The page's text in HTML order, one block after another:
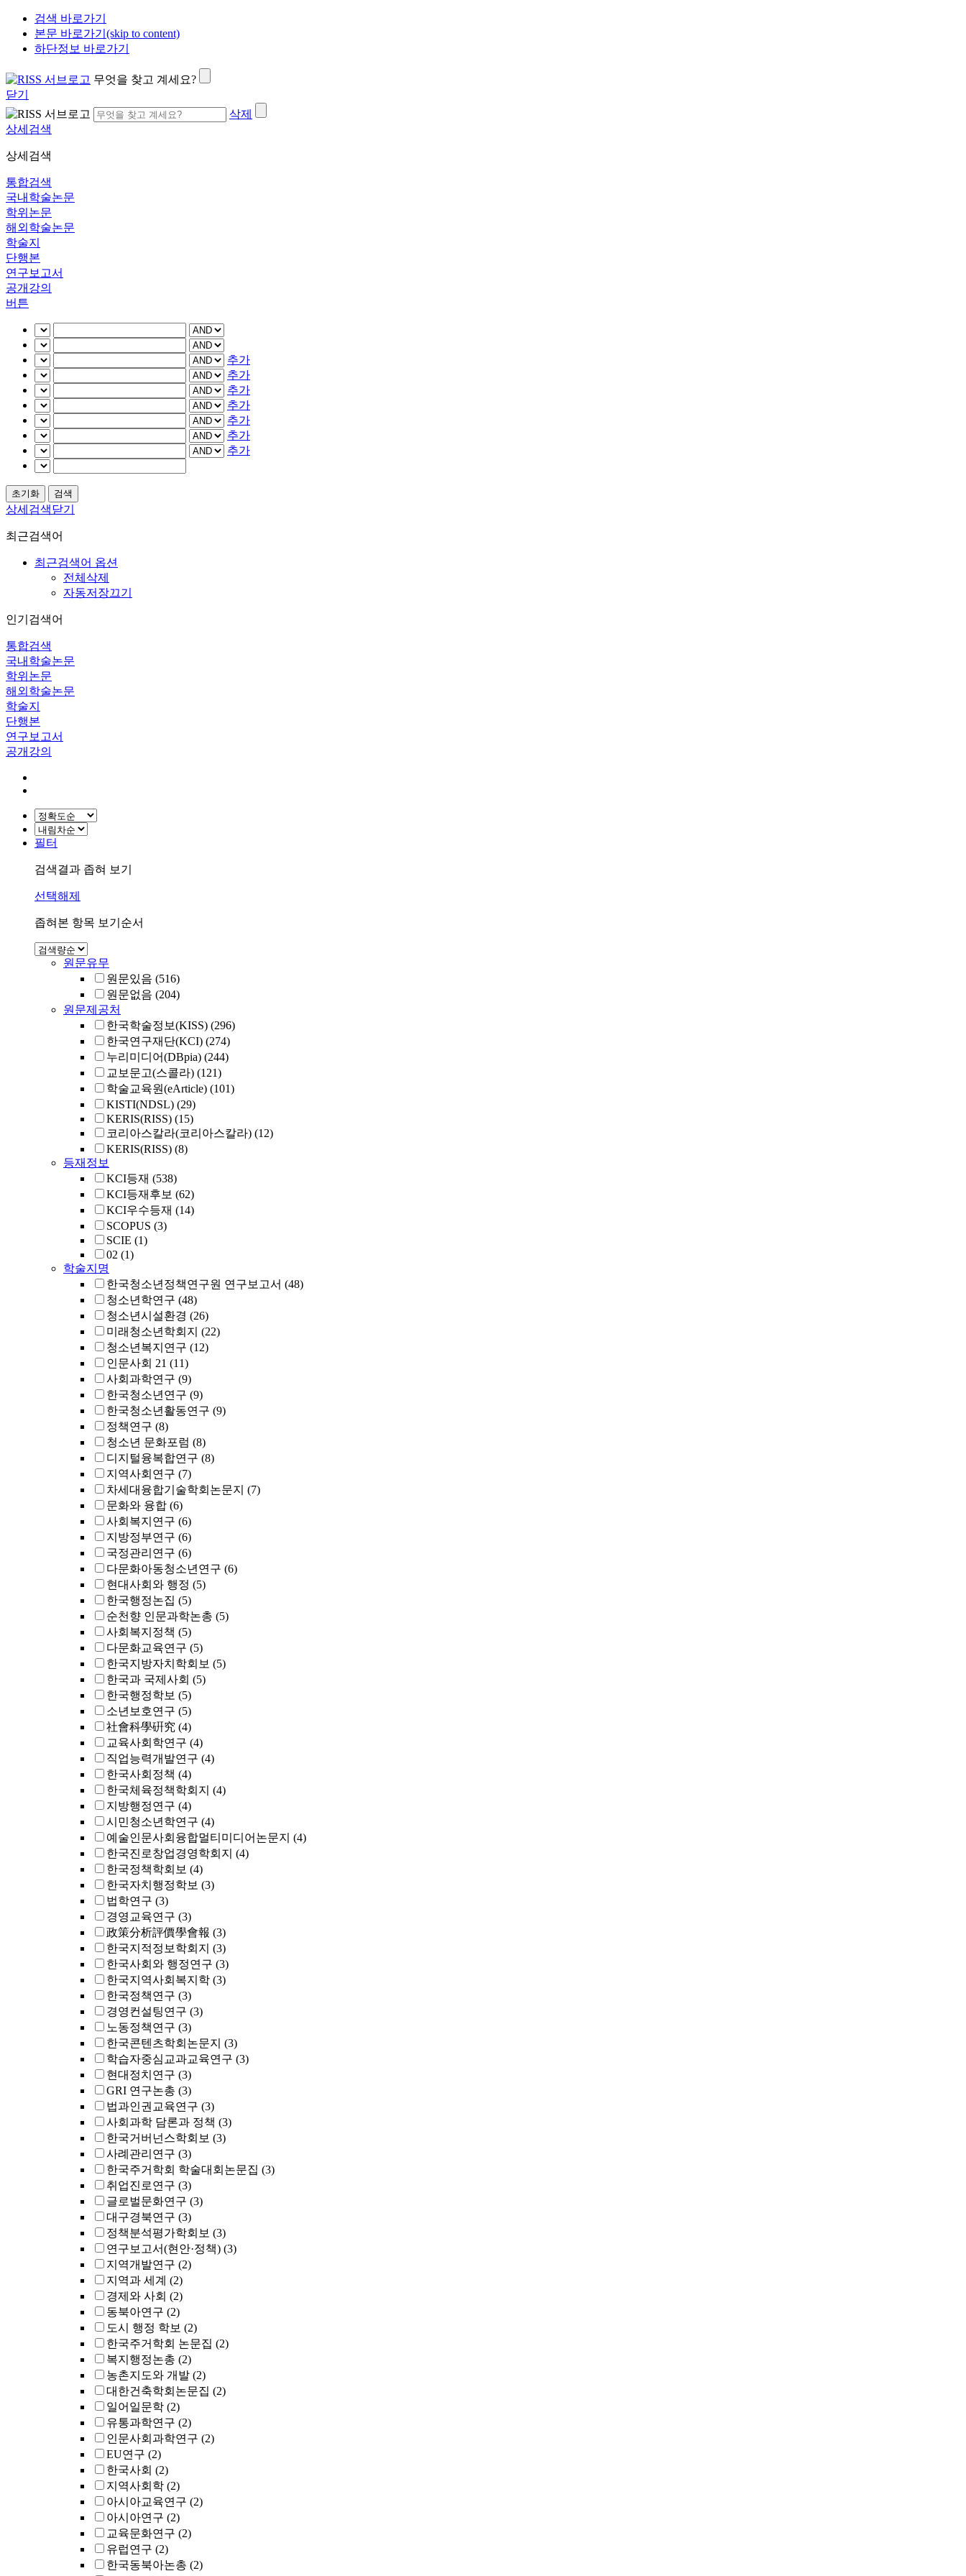
검색 바로가기
본문 바로가기(skip to content)
하단정보 바로가기
무엇을 찾고 계세요?
닫기
삭제
상세검색
상세검색
통합검색
국내학술논문
학위논문
해외학술논문
학술지
단행본
연구보고서
공개강의
버튼
추가
추가
추가
추가
추가
추가
추가
상세검색닫기
최근검색어
최근검색어 옵션
전체삭제
자동저장끄기
인기검색어
통합검색
국내학술논문
학위논문
해외학술논문
학술지
단행본
연구보고서
공개강의
필터
검색결과 좁혀 보기
선택해제
좁혀본 항목 보기순서
원문유무
원문있음 (516)
원문없음 (204)
원문제공처
한국학술정보(KISS) (296)
한국연구재단(KCI) (274)
누리미디어(DBpia) (244)
교보문고(스콜라) (121)
학술교육원(eArticle) (101)
KISTI(NDSL) (29)
KERIS(RISS) (15)
코리아스칼라(코리아스칼라) (12)
KERIS(RISS) (8)
등재정보
KCI등재 (538)
KCI등재후보 (62)
KCI우수등재 (14)
SCOPUS (3)
SCIE (1)
02 (1)
학술지명
한국청소년정책연구원 연구보고서 (48)
청소년학연구 (48)
청소년시설환경 (26)
미래청소년학회지 (22)
청소년복지연구 (12)
인문사회 21 (11)
사회과학연구 (9)
한국청소년연구 (9)
한국청소년활동연구 (9)
정책연구 (8)
청소년 문화포럼 (8)
디지털융복합연구 (8)
지역사회연구 (7)
차세대융합기술학회논문지 (7)
문화와 융합 (6)
사회복지연구 (6)
지방정부연구 (6)
국정관리연구 (6)
다문화아동청소년연구 (6)
현대사회와 행정 (5)
한국행정논집 (5)
순천향 인문과학논총 (5)
사회복지정책 (5)
다문화교육연구 (5)
한국지방자치학회보 (5)
한국과 국제사회 (5)
한국행정학보 (5)
소년보호연구 (5)
社會科學硏究 (4)
교육사회학연구 (4)
직업능력개발연구 (4)
한국사회정책 (4)
한국체육정책학회지 (4)
지방행정연구 (4)
시민청소년학연구 (4)
예술인문사회융합멀티미디어논문지 (4)
한국진로창업경영학회지 (4)
한국정책학회보 (4)
한국자치행정학보 (3)
법학연구 (3)
경영교육연구 (3)
政策分析評價學會報 (3)
한국지적정보학회지 (3)
한국사회와 행정연구 (3)
한국지역사회복지학 (3)
한국정책연구 (3)
경영컨설팅연구 (3)
노동정책연구 (3)
한국콘텐츠학회논문지 (3)
학습자중심교과교육연구 (3)
현대정치연구 (3)
GRI 연구논총 (3)
법과인권교육연구 (3)
사회과학 담론과 정책 (3)
한국거버넌스학회보 (3)
사례관리연구 (3)
한국주거학회 학술대회논문집 (3)
취업진로연구 (3)
글로벌문화연구 (3)
대구경북연구 (3)
정책분석평가학회보 (3)
연구보고서(현안·정책) (3)
지역개발연구 (2)
지역과 세계 (2)
경제와 사회 (2)
동북아연구 (2)
도시 행정 학보 (2)
한국주거학회 논문집 (2)
복지행정논총 (2)
농촌지도와 개발 (2)
대한건축학회논문집 (2)
일어일문학 (2)
유통과학연구 (2)
인문사회과학연구 (2)
EU연구 (2)
한국사회 (2)
지역사회학 (2)
아시아교육연구 (2)
아시아연구 (2)
교육문화연구 (2)
유럽연구 (2)
한국동북아논총 (2)